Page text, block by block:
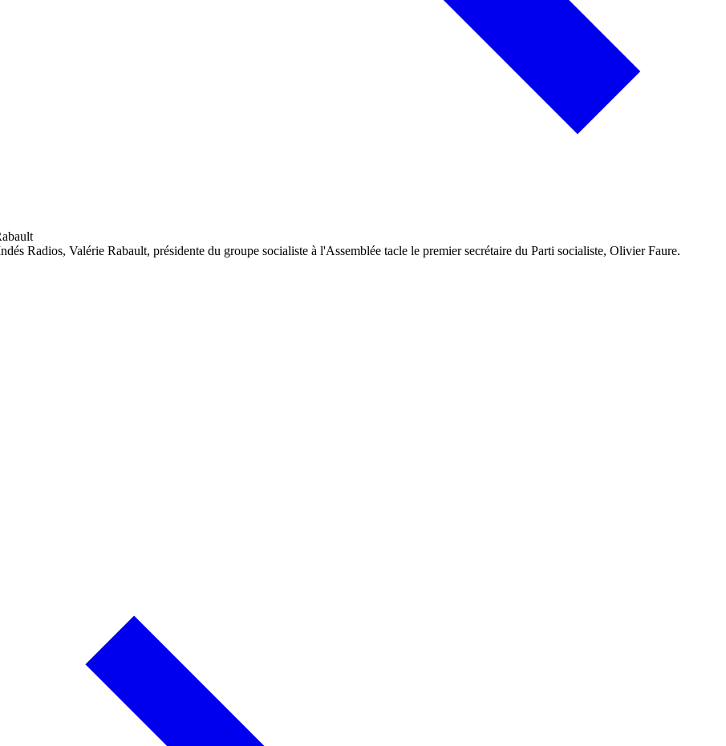
Radios, Valérie Rabault, présidente du groupe socialiste à l'Assemblée tacle le premier secrétaire du Parti socialiste, Olivier Faure.